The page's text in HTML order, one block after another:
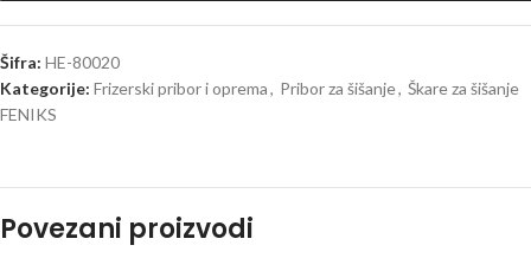
Šifra: HE-80020
Kategorije: Frizerski pribor i oprema, Pribor za šišanje, Škare za šišanje
FENIKS
Povezani proizvodi